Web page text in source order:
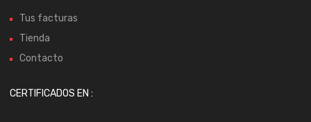
Tus facturas
Tienda
Contacto
CERTIFICADOS EN :